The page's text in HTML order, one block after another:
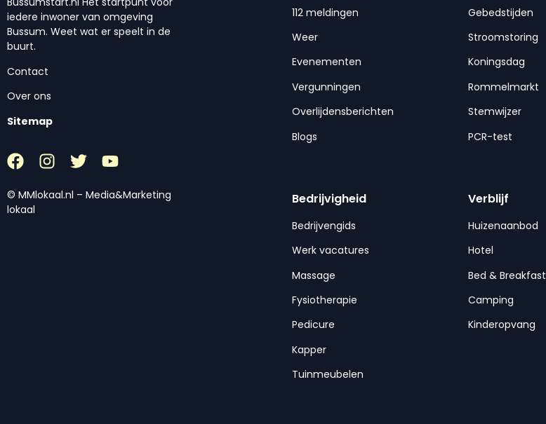
iedere inwoner van omgeving
Bussum. Weet wat er speelt in de
buurt.
Contact
Over ons
Sitemap
© MMlokaal.nl – Media&Marketing
lokaal
112 meldingen
Weer
Evenementen
Vergunningen
Overlijdensberichten
Blogs
Gebedstijden
Stroomstoring
Koningsdag
Rommelmarkt
Stemwijzer
PCR-test
Bedrijvigheid
Bedrijvengids
Werk vacatures
Massage
Fysiotherapie
Pedicure
Kapper
Tuinmeubelen
Verblijf
Huizenaanbod
Hotel
Bed & Breakfast
Camping
Kinderopvang